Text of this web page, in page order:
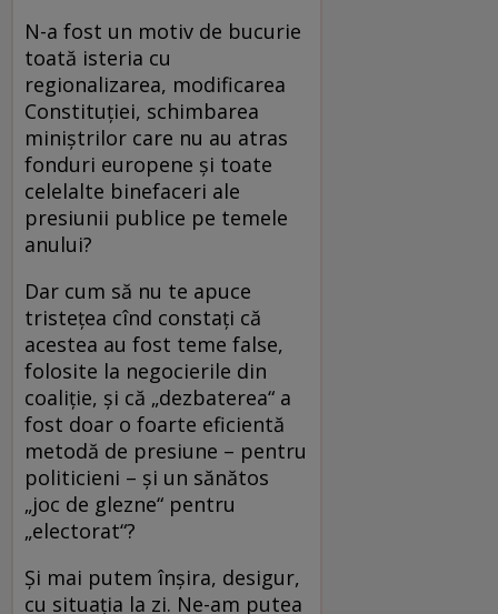
N-a fost un motiv de bucurie
toată isteria cu
regionalizarea, modificarea
Constituţiei, schimbarea
miniştrilor care nu au atras
fonduri europene şi toate
celelalte binefaceri ale
presiunii publice pe temele
anului?
Dar cum să nu te apuce
tristeţea cînd constaţi că
acestea au fost teme false,
folosite la negocierile din
coaliţie, şi că „dezbaterea“ a
fost doar o foarte eficientă
metodă de presiune – pentru
politicieni – şi un sănătos
„joc de glezne“ pentru
„electorat“?
Şi mai putem înşira, desigur,
cu situaţia la zi. Ne-am putea